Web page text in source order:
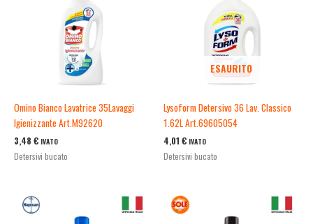
Omino Bianco Lavatrice 35Lavaggi
Igienizzante Art.M92620
3,48 € IVATO
Detersivi bucato
ESAURITO
Lysoform Detersivo 36 Lav. Classico
1.62L Art.69605054
4,01 € IVATO
Detersivi bucato